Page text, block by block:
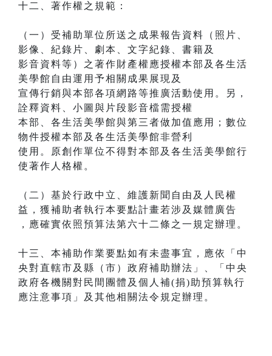
十二、著作權之規範：
（一）受補助單位所送之成果報告資料（照片、
影像、紀錄片、劇本、文字紀錄、書籍及
影音資料等）之著作財產權應授權本部及各生活
美學館自由運用予相關成果展現及
宣傳行銷與本部各項網路等推廣活動使用。另，
詮釋資料、小圖與片段影音檔需授權
本部、各生活美學館與第三者做加值應用；數位
物件授權本部及各生活美學館非營利
使用。原創作單位不得對本部及各生活美學館行
使著作人格權。
（二）基於行政中立、維護新聞自由及人民權
益，獲補助者執行本要點計畫若涉及媒體廣告
，應確實依照預算法第六十二條之一規定辦理。
十三、本補助作業要點如有未盡事宜，應依「中
央對直轄市及縣（市）政府補助辦法」、「中央
政府各機關對民間團體及個人補(捐)助預算執行
應注意事項」及其他相關法令規定辦理。